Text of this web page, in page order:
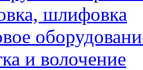
шлифовка
и волочение